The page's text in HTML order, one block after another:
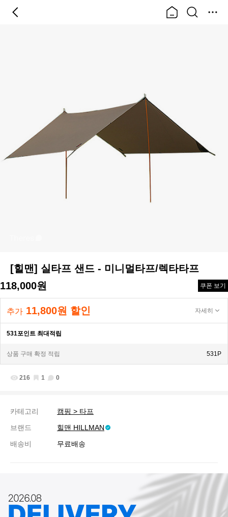
[힐맨] 실타프 샌드 - 미니멀타프/렉타타프
118,000원
쿠폰 보기
추가 11,800원 할인 자세히
531포인트 최대적립
상품 구매 확정 적립 531P
216 1 0
카테고리
캠핑 > 타프
브랜드
힐맨 HILLMAN
배송비
무료배송